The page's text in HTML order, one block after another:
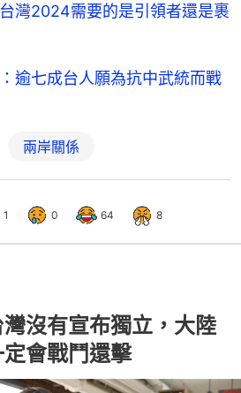
灣2024需要的是引領者還是裹
逾七成台人願為抗中武統而戰
兩岸關係
1 0 64 8
沒有宣布獨立，大陸
會戰鬥還擊